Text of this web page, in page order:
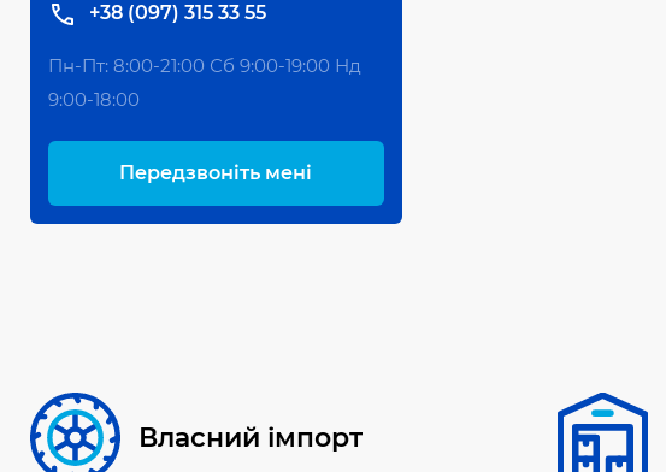
+38 (097) 315 33 55
Пн-Пт: 8:00-21:00 Сб 9:00-19:00 Нд
9:00-18:00
Передзвоніть мені
Власний імпорт